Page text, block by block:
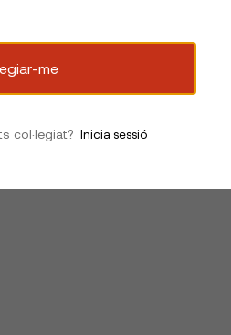
me
col·legiat? Inicia sessió